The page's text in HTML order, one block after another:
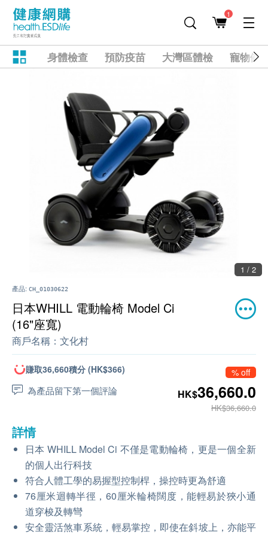
1
身體檢查 預防疫苗 大灣區體檢 寵物健
1 / 2
產品: CH_01030622
日本WHILL 電動輪椅 Model Ci
(16"座寬)
商戶名稱： 文化村
賺取36,660積分 (HK$366)
為產品留下第一個評論
% off
HK$36,660.0
HK$36,660.0
詳情
日本 WHILL Model Ci 不僅是電動輪椅，更是一個全新
的個人出行科技
符合人體工學的易握型控制桿，操控時更為舒適
76厘米迴轉半徑，60厘米輪椅闊度，能輕易於狹小通
道穿梭及轉彎
安全靈活煞⾞系統，輕易掌控，即使在斜坡上，亦能平